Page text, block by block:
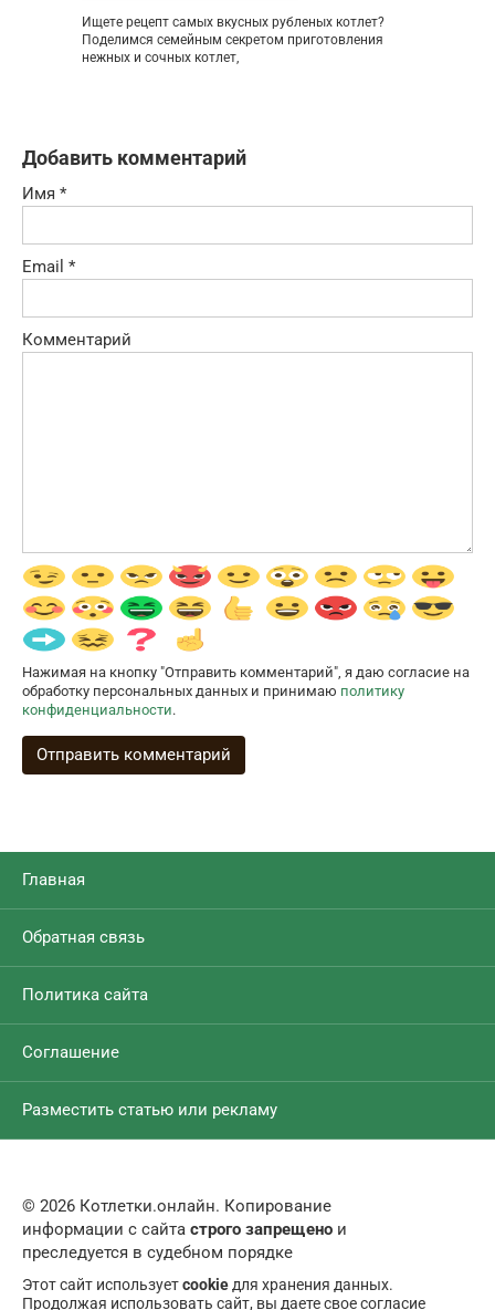
Ищете рецепт самых вкусных рубленых котлет?
Поделимся семейным секретом приготовления
нежных и сочных котлет,
Добавить комментарий
Имя *
Email *
Комментарий
Нажимая на кнопку "Отправить комментарий", я даю согласие на
обработку персональных данных и принимаю политику
конфиденциальности.
Главная
Обратная связь
Политика сайта
Соглашение
Разместить статью или рекламу
© 2026 Котлетки.онлайн. Копирование
информации с сайта строго запрещено и
преследуется в судебном порядке
Этот сайт используетcookieдля хранения данных.
Продолжая использовать сайт, вы даете свое согласие